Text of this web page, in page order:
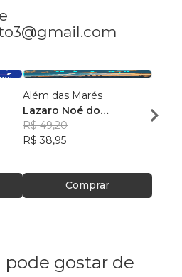
Além das Marés
Lazaro Noé do
Nascimento
R$ 49,20
R$ 38,95
Comprar
R$
gostar de